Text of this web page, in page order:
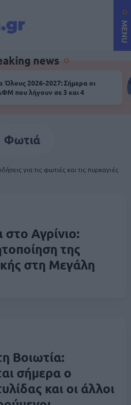
MENU
news
Όλους 2026-2027: Σήμερα οι
που λήγουν σε 3 και 4
Φωτιά
για τις φωτιές και τις πυρκαγιές
Αγρίνιο:
της
στη Μεγάλη
Βοιωτία:
σήμερα ο
και οι άλλοι